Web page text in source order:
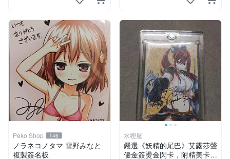
Peko Shop 146
ノラネコノタマ 雪野みなと
複製簽名板
水狸屋
嚴選《妖精的尾巴》艾露莎聲
優金簽燙金閃卡，附精美卡磚